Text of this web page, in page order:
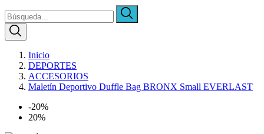
Inicio
DEPORTES
ACCESORIOS
Maletín Deportivo Duffle Bag BRONX Small EVERLAST
-20%
20%